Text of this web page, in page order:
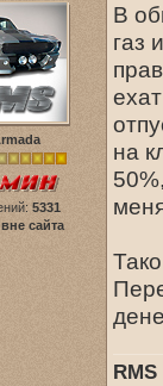
5331
вне сайта
В
газ
на